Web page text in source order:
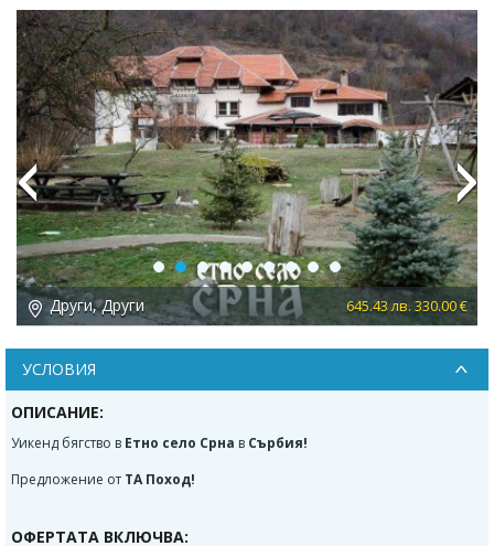
Други, Други 645.43 лв. 330.00 €
Previous Next
УСЛОВИЯ
ОПИСАНИЕ:
Уикенд бягство в Етно село Срна в Сърбия!
Предложение от ТА Поход!
ОФЕРТАТА ВКЛЮЧВА: